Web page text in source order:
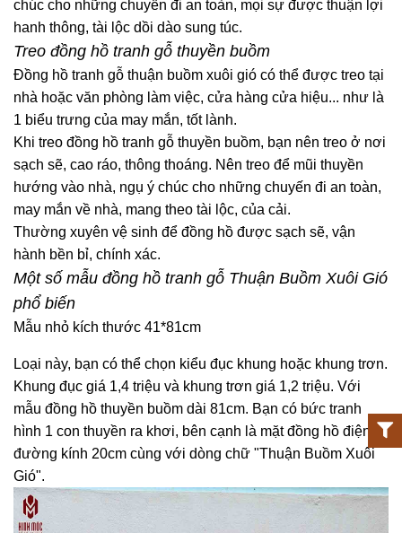
chúc cho những chuyến đi an toàn, mọi sự được thuận lợi
hanh thông, tài lộc dồi dào sung túc.
Treo đồng hồ tranh gỗ thuyền buồm
Đồng hồ tranh gỗ thuận buồm xuôi gió có thể được treo tại
nhà hoặc văn phòng làm việc, cửa hàng cửa hiệu... như là
1 biểu trưng của may mắn, tốt lành.
Khi treo đồng hồ tranh gỗ thuyền buồm, bạn nên treo ở nơi
sạch sẽ, cao ráo, thông thoáng. Nên treo để mũi thuyền
hướng vào nhà, ngụ ý chúc cho những chuyến đi an toàn,
may mắn về nhà, mang theo tài lộc, của cải.
Thường xuyên vệ sinh để đồng hồ được sạch sẽ, vận
hành bền bỉ, chính xác.
Một số mẫu đồng hồ tranh gỗ Thuận Buồm Xuôi Gió
phổ biến
Mẫu nhỏ kích thước 41*81cm
Loại này, bạn có thể chọn kiểu đục khung hoặc khung trơn.
Khung đục giá 1,4 triệu và khung trơn giá 1,2 triệu. Với
mẫu đồng hồ thuyền buồm dài 81cm. Bạn có bức tranh
hình 1 con thuyền ra khơi, bên cạnh là mặt đồng hồ điện tử
đường kính 20cm cùng với dòng chữ "Thuận Buồm Xuôi
Gió".